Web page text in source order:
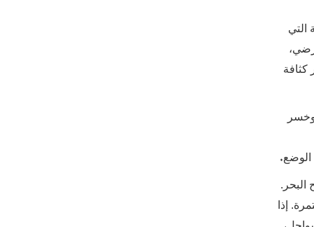
التي
الأرضي،
كثافة
نهر كرين الجليدي 11 كيلومترًا، وخسر
الوضع.
البحر.
إذا